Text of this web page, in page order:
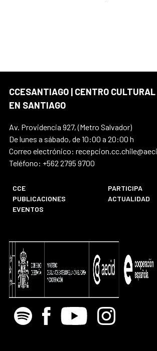
CCESANTIAGO | CENTRO
EN SANTIAGO
Av. Providencia 927, (Metro Salvador)
De lunes a sábado, de 10:00 a 20:00 h
Correo electrónico:
Teléfono: +562 2795 9700
CCE
PARTICIPA
PUBLICACIONES
ACTUALIDAD
EVENTOS
Spotify Facebook
Youtube Instagram